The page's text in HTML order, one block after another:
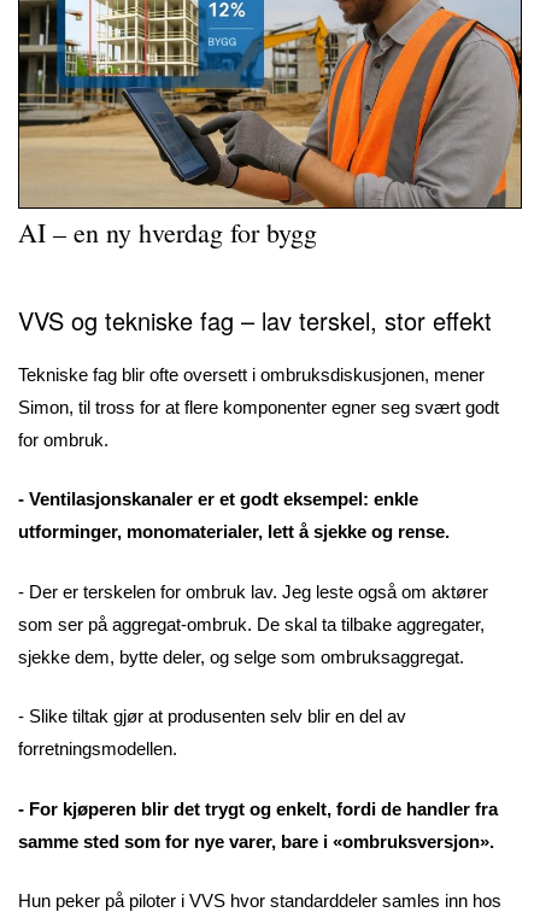
AI – en ny hverdag for bygg
VVS og tekniske fag – lav terskel, stor effekt
Tekniske fag blir ofte oversett i ombruksdiskusjonen, mener
Simon, til tross for at flere komponenter egner seg svært godt
for ombruk.
- Ventilasjonskanaler er et godt eksempel: enkle
utforminger, monomaterialer, lett å sjekke og rense.
- Der er terskelen for ombruk lav. Jeg leste også om aktører
som ser på aggregat-ombruk. De skal ta tilbake aggregater,
sjekke dem, bytte deler, og selge som ombruksaggregat.
- Slike tiltak gjør at produsenten selv blir en del av
forretningsmodellen.
- For kjøperen blir det trygt og enkelt, fordi de handler fra
samme sted som for nye varer, bare i «ombruksversjon».
Hun peker på piloter i VVS hvor standarddeler samles inn hos